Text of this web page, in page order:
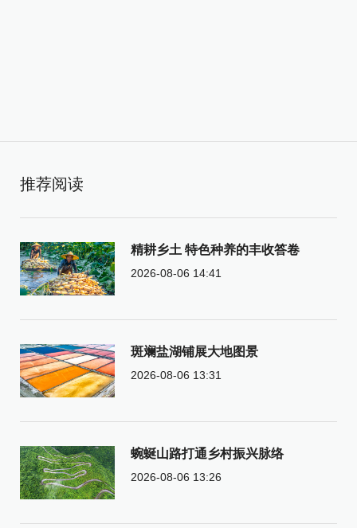
推荐阅读
精耕乡土 特色种养的丰收答卷
2026-08-06 14:41
斑斓盐湖铺展大地图景
2026-08-06 13:31
蜿蜒山路打通乡村振兴脉络
2026-08-06 13:26